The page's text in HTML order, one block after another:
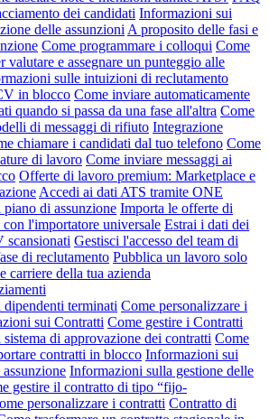
dei candidati Informazioni sui
delle assunzioni A proposito delle fasi e
Come programmare i colloqui Come
valutare e assegnare un punteggio alle
sulle intuizioni di reclutamento
in blocco Come inviare automaticamente
quando si passa da una fase all'altra Come
di messaggi di rifiuto Integrazione
chiamare i candidati dal tuo telefono Come
di lavoro Come inviare messaggi ai
Offerte di lavoro premium: Marketplace e
Accedi ai dati ATS tramite ONE
di assunzione Importa le offerte di
l'importatore universale Estrai i dati dei
scansionati Gestisci l'accesso del team di
di reclutamento Pubblica un lavoro solo
carriere della tua azienda
terminati Come personalizzare i
sui Contratti Come gestire i Contratti
di approvazione dei contratti Come
contratti in blocco Informazioni sui
Informazioni sulla gestione delle
gestire il contratto di tipo “fijo-
personalizzare i contratti Contratto di